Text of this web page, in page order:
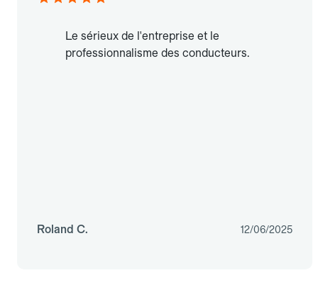
Le sérieux de l'entreprise et le
professionnalisme des conducteurs.
Roland C. 12/06/2025